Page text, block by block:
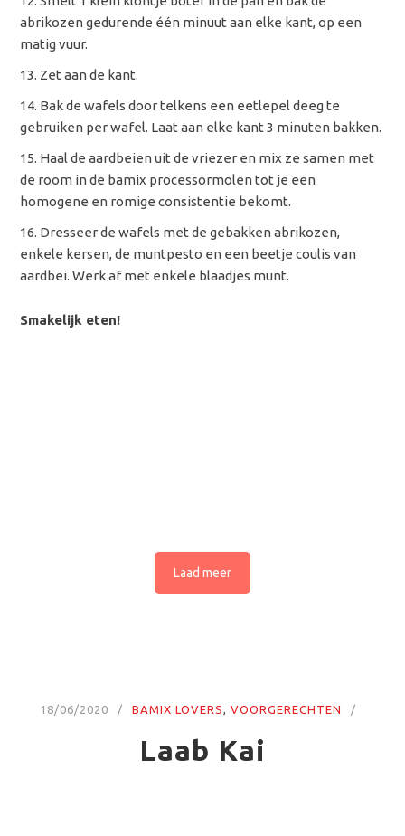
abrikozen gedurende één minuut aan elke kant, op een
matig vuur.
Zet aan de kant.
Bak de wafels door telkens een eetlepel deeg te
gebruiken per wafel. Laat aan elke kant 3 minuten bakken.
Haal de aardbeien uit de vriezer en mix ze samen met
de room in de bamix processormolen tot je een
homogene en romige consistentie bekomt.
Dresseer de wafels met de gebakken abrikozen,
enkele kersen, de muntpesto en een beetje coulis van
aardbei. Werk af met enkele blaadjes munt.
Smakelijk eten!
Laad meer
18/06/2020 BAMIX LOVERS, VOORGERECHTEN
Laab Kai